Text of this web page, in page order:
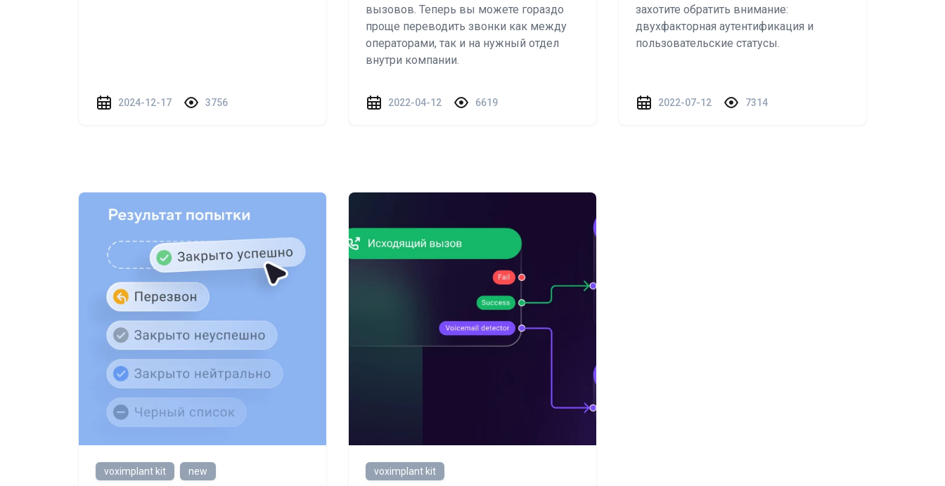
2024-12-17 3756
вызовов. Теперь вы можете гораздо
проще переводить звонки как между
операторами, так и на нужный отдел
внутри компании.
2022-04-12 6619
захотите обратить внимание:
двухфакторная аутентификация и
пользовательские статусы.
2022-07-12 7314
voximplant kit new voximplant kit